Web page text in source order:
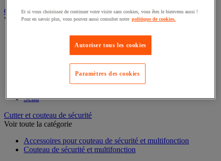
Contenant et fût
Voir toute la catégorie
Accessoires conteneur
Seau
Cutter et couteau de sécurité
Voir toute la catégorie
Accessoires pour couteau de sécurité et multifonction
Couteau de sécurité et multifonction
Et si vous choisissez de continuer votre visite sans cookies, vous êtes le bienvenu aussi !
Pour en savoir plus, vous pouvez aussi consulter notre politique de cookies.
Autoriser tous les cookies
Paramètres des cookies